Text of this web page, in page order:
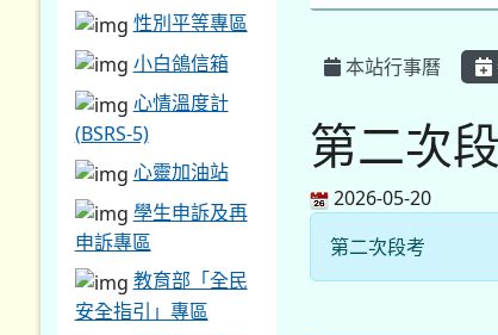
本站行事曆
第二次
2026-05-20
第二次段考
性別平等專區
小白鴿信箱
心情溫度計
(BSRS-5)
心靈加油站
學生申訴及再
申訴專區
教育部「全民
安全指引」專區